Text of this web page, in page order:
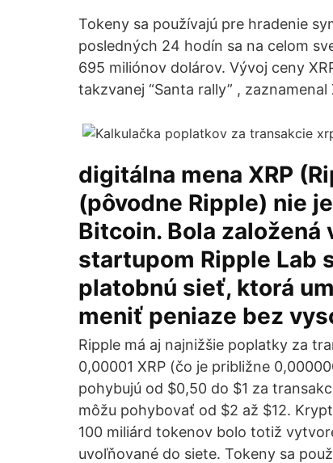
Tokeny sa používajú pre hradenie
posledných 24 hodín sa na celom
695 miliónov dolárov. Vývoj ceny
takzvanej “Santa rally” ,
digitálna mena XRP
(pôvodne Ripple) nie
Bitcoin. Bola založená
startupom Ripple Lab
platobnú sieť, ktorá
meniť peniaze bez
Ripple má aj najnižšie poplatky za
0,00001 XRP (čo je približne
pohybujú od $0,50 do $1 za
môžu pohybovať od $2 až $12.
100 miliárd tokenov bolo totiž
uvoľňované do siete. Tokeny sa